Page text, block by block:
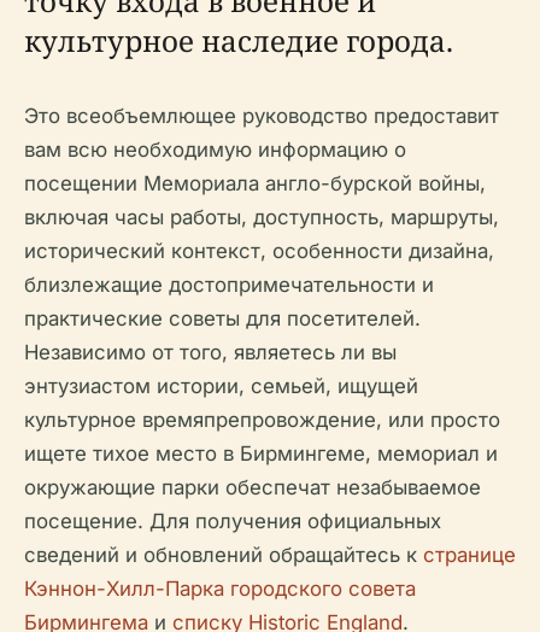
культурное наследие города.
Это всеобъемлющее руководство предоставит
вам всю необходимую информацию о
посещении Мемориала англо-бурской войны,
включая часы работы, доступность, маршруты,
исторический контекст, особенности дизайна,
близлежащие достопримечательности и
практические советы для посетителей.
Независимо от того, являетесь ли вы
энтузиастом истории, семьей, ищущей
культурное времяпрепровождение, или просто
ищете тихое место в Бирмингеме, мемориал и
окружающие парки обеспечат незабываемое
посещение. Для получения официальных
сведений и обновлений обращайтесь к странице
Кэннон-Хилл-Парка городского совета
Бирмингема и списку Historic England.